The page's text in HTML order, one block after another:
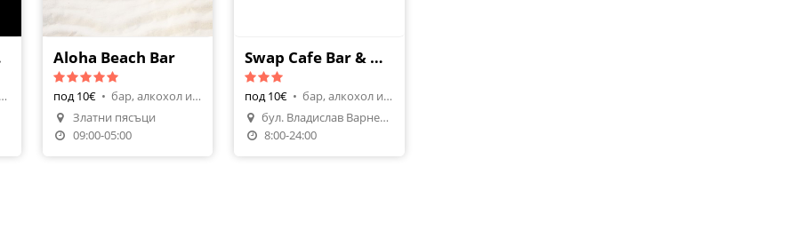
кухня
Aloha Beach Bar
под 10€ •
бар, алкохол и напитки
Златни пясъци
09:00-05:00
Swap Cafe Bar & Dinner
под 10€ •
бар, алкохол и напитки
бул. Владислав Варненчик 186
8:00-24:00